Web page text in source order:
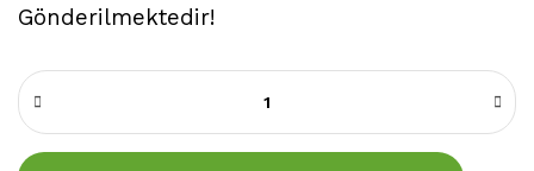
Gönderilmektedir!